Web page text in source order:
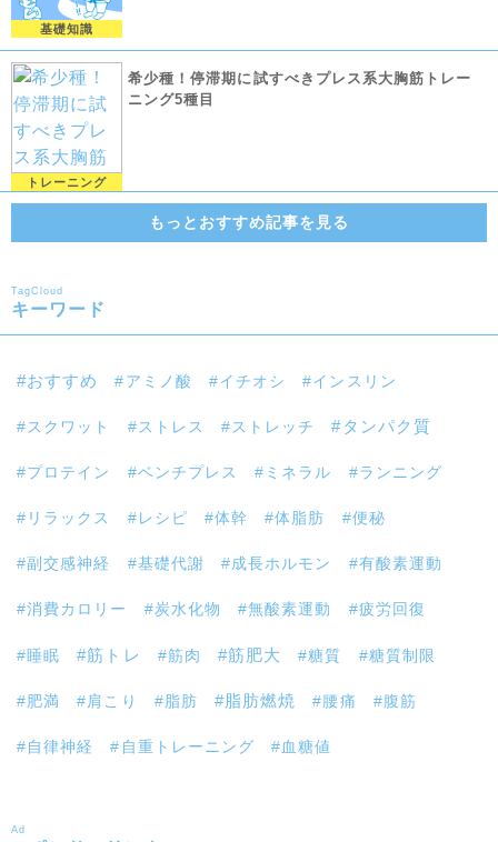
基礎知識
トレーニング
希少種！停滞期に試すべきプレス系大胸筋トレー
ニング5種目
もっとおすすめ記事を見る
TagCloud
キーワード
おすすめ アミノ酸 イチオシ インスリン
スクワット ストレス ストレッチ タンパク質
プロテイン ベンチプレス ミネラル ランニング
リラックス レシピ 体幹 体脂肪 便秘
副交感神経 基礎代謝 成長ホルモン 有酸素運動
消費カロリー 炭水化物 無酸素運動 疲労回復
睡眠 筋トレ 筋肉 筋肥大 糖質 糖質制限
肥満 肩こり 脂肪 脂肪燃焼 腰痛 腹筋
自律神経 自重トレーニング 血糖値
Ad